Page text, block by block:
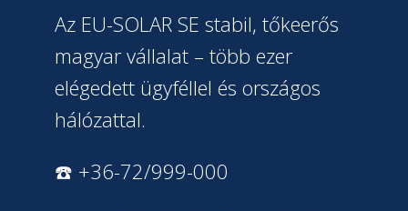
Az EU-SOLAR SE stabil, tőkeerős
magyar vállalat – több ezer
elégedett ügyféllel és országos
hálózattal.
☎️ +36-72/999-000